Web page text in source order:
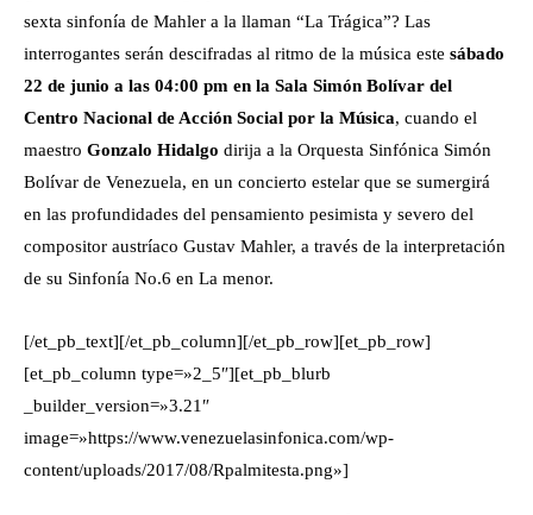
sexta sinfonía de Mahler a la llaman “La Trágica”? Las
interrogantes serán descifradas al ritmo de la música este sábado
22 de junio a las 04:00 pm en la Sala Simón Bolívar del
Centro Nacional de Acción Social por la Música, cuando el
maestro Gonzalo Hidalgo dirija a la Orquesta Sinfónica Simón
Bolívar de Venezuela, en un concierto estelar que se sumergirá
en las profundidades del pensamiento pesimista y severo del
compositor austríaco Gustav Mahler, a través de la interpretación
de su Sinfonía No.6 en La menor.
[/et_pb_text][/et_pb_column][/et_pb_row][et_pb_row]
[et_pb_column type=»2_5″][et_pb_blurb
_builder_version=»3.21″
image=»https://www.venezuelasinfonica.com/wp-
content/uploads/2017/08/Rpalmitesta.png»]